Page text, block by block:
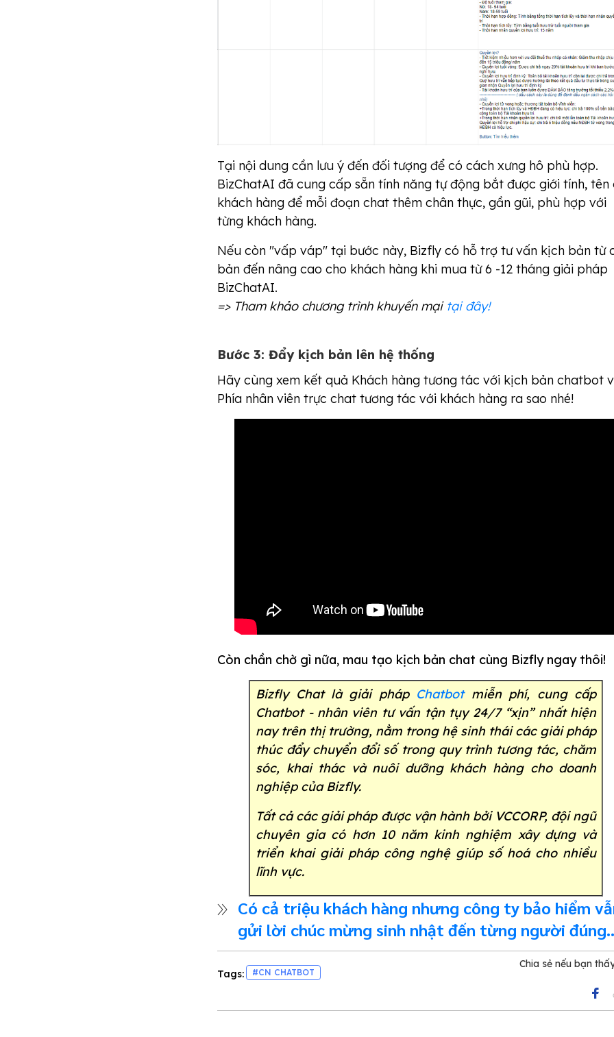
Tại nội dung cần lưu ý đến đối tượng để có cách xưng hô phù hợp.
BizChatAI đã cung cấp sẵn tính năng tự động bắt được giới tính, tên
khách hàng để mỗi đoạn chat thêm chân thực, gần gũi, phù hợp với
từng khách hàng.
Nếu còn "vấp váp" tại bước này, Bizfly có hỗ trợ tư vấn kịch bản từ
bản đến nâng cao cho khách hàng khi mua từ 6 -12 tháng giải pháp
BizChatAI.
=> Tham khảo chương trình khuyến mại tại đây!
Bước 3: Đẩy kịch bản lên hệ thống
Hãy cùng xem kết quả Khách hàng tương tác với kịch bản chatbot
Phía nhân viên trực chat tương tác với khách hàng ra sao nhé!
Còn chần chờ gì nữa, mau tạo kịch bản chat cùng Bizfly ngay thôi!
Bizfly Chat là giải pháp Chatbotmiễn phí, cung cấp
Chatbot - nhân viên tư vấn tận tụy 24/7 “xịn” nhất hiện
nay trên thị trường, nằm trong hệ sinh thái các giải pháp
thúc đẩy chuyển đổi số trong quy trình tương tác, chăm
sóc, khai thác và nuôi dưỡng khách hàng cho doanh
nghiệp của Bizfly.
Tất cả các giải pháp được vận hành bởi VCCORP, đội ngũ
chuyên gia có hơn 10 năm kinh nghiệm xây dựng và
triển khai giải pháp công nghệ giúp số hoá cho nhiều
lĩnh vực.
Có cả triệu khách hàng nhưng công ty bảo hiểm
gửi lời chúc mừng sinh nhật đến từng người đúng
ngày chỉ với công cụ này
Tags: #CN CHATBOT
Chia sẻ nếu bạn